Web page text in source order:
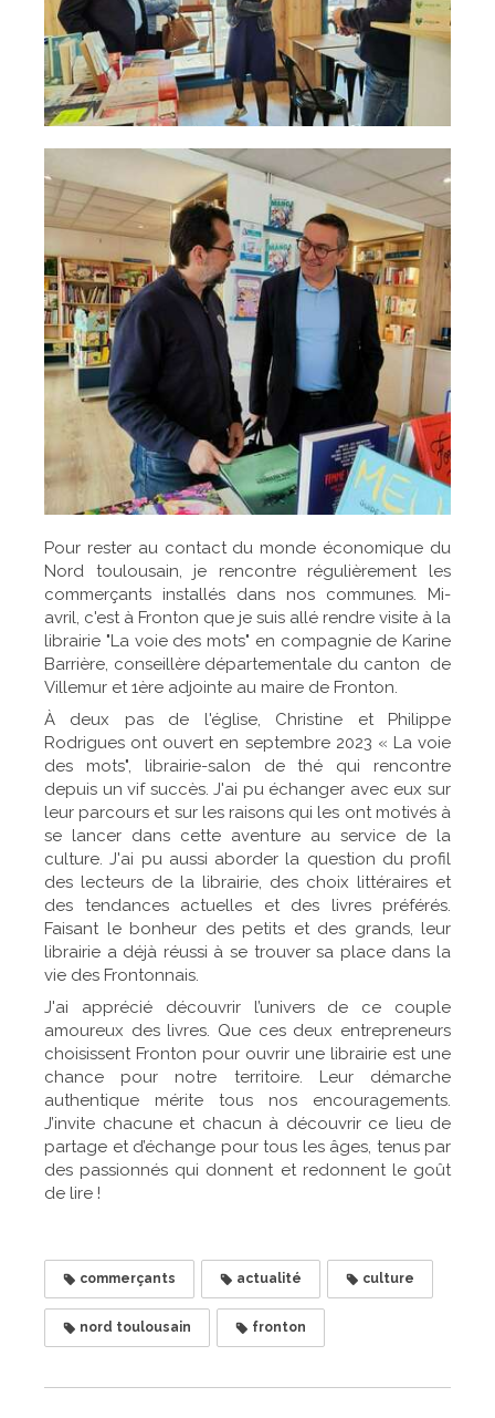
Pour rester au contact du monde économique du
Nord toulousain, je rencontre régulièrement les
commerçants installés dans nos communes. Mi-
avril, c'est à Fronton que je suis allé rendre visite à la
librairie "La voie des mots" en compagnie de Karine
Barrière, conseillère départementale du canton de
Villemur et 1ère adjointe au maire de Fronton.
À deux pas de l'église, Christine et Philippe
Rodrigues ont ouvert en septembre 2023 « La voie
des mots", librairie-salon de thé qui rencontre
depuis un vif succès. J'ai pu échanger avec eux sur
leur parcours et sur les raisons qui les ont motivés à
se lancer dans cette aventure au service de la
culture. J'ai pu aussi aborder la question du profil
des lecteurs de la librairie, des choix littéraires et
des tendances actuelles et des livres préférés.
Faisant le bonheur des petits et des grands, leur
librairie a déjà réussi à se trouver sa place dans la
vie des Frontonnais.
J'ai apprécié découvrir l’univers de ce couple
amoureux des livres. Que ces deux entrepreneurs
choisissent Fronton pour ouvrir une librairie est une
chance pour notre territoire. Leur démarche
authentique mérite tous nos encouragements.
J’invite chacune et chacun à découvrir ce lieu de
partage et d’échange pour tous les âges, tenus par
des passionnés qui donnent et redonnent le goût
de lire !
commerçants actualité culture
nord toulousain fronton